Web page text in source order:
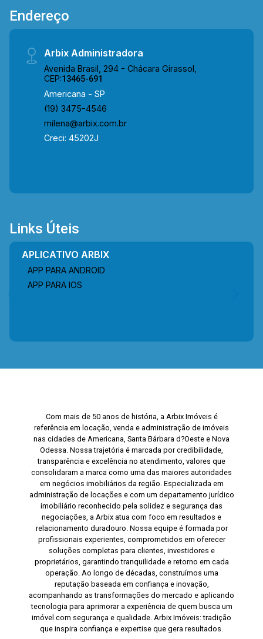
Endereço
Arbix Administradora
Avenida Brasil, 294 - Chácara Girassol,
CEP:13465-691
Americana - SP
(19) 3475-4546
milena@arbix.com.br
Creci: 45202J
Links Úteis
APLICATIVO ARBIX
APP PARA ANDROID
APP PARA IOS
Com mais de 50 anos de história, a Arbix Imóveis é
referência em locação, venda e administração de imóveis
nas cidades de Americana, Santa Bárbara d?Oeste e Nova
Odessa. Nossa trajetória é marcada por credibilidade,
transparência e excelência no atendimento, valores que
consolidaram a marca como uma das maiores autoridades
em negócios imobiliários da região. Especializada em
administração de locações e com um departamento jurídico
imobiliário reconhecido pela solidez e segurança das
negociações, a Arbix atua com foco em resultados e
relacionamento duradouro. Nossa equipe é formada por
profissionais experientes, comprometidos em oferecer
soluções completas para clientes, investidores e
proprietários, garantindo tranquilidade e retorno em cada
operação. Ao longo de décadas, construímos uma
reputação baseada em confiança e inovação,
acompanhando as transformações do mercado e aplicando
tecnologia para aprimorar a experiência de quem busca um
imóvel com segurança e qualidade. Arbix Imóveis: tradição
que inspira confiança e expertise que gera resultados.